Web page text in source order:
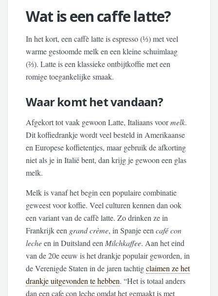
Wat is een caffe latte?
In het kort, een caffè latte is espresso (⅓) met veel
warme gestoomde melk en een kleine schuimlaag
(⅔). Latte is een klassieke ontbijtkoffie met een
romige toegankelijke smaak.
Waar komt het vandaan?
Afgekort tot vaak gewoon Latte, Italiaans voormelk.
Dit koffiedrankje wordt veel besteld in Amerikaanse
en Europese koffietentjes, maar gebruik de afkorting
niet als je in Italië bent, dan krijg je gewoon een glas
melk.
Melk is vanaf het begin een populaire combinatie
geweest voor koffie. Veel culturen kennen dan ook
een variant van de caffè latte. Zo drinken ze in
Frankrijk een grand crème, in Spanje eencafé con
lecheen in Duitsland eenMilchkaffee. Aan het eind
van de 20e eeuw is het drankje populair geworden, in
de Verenigde Staten in de jaren tachtigclaimen ze het
drankje uitgevonden te hebben. “Het is totaal anders
dan een cafe con leche omdat het gemaakt is met